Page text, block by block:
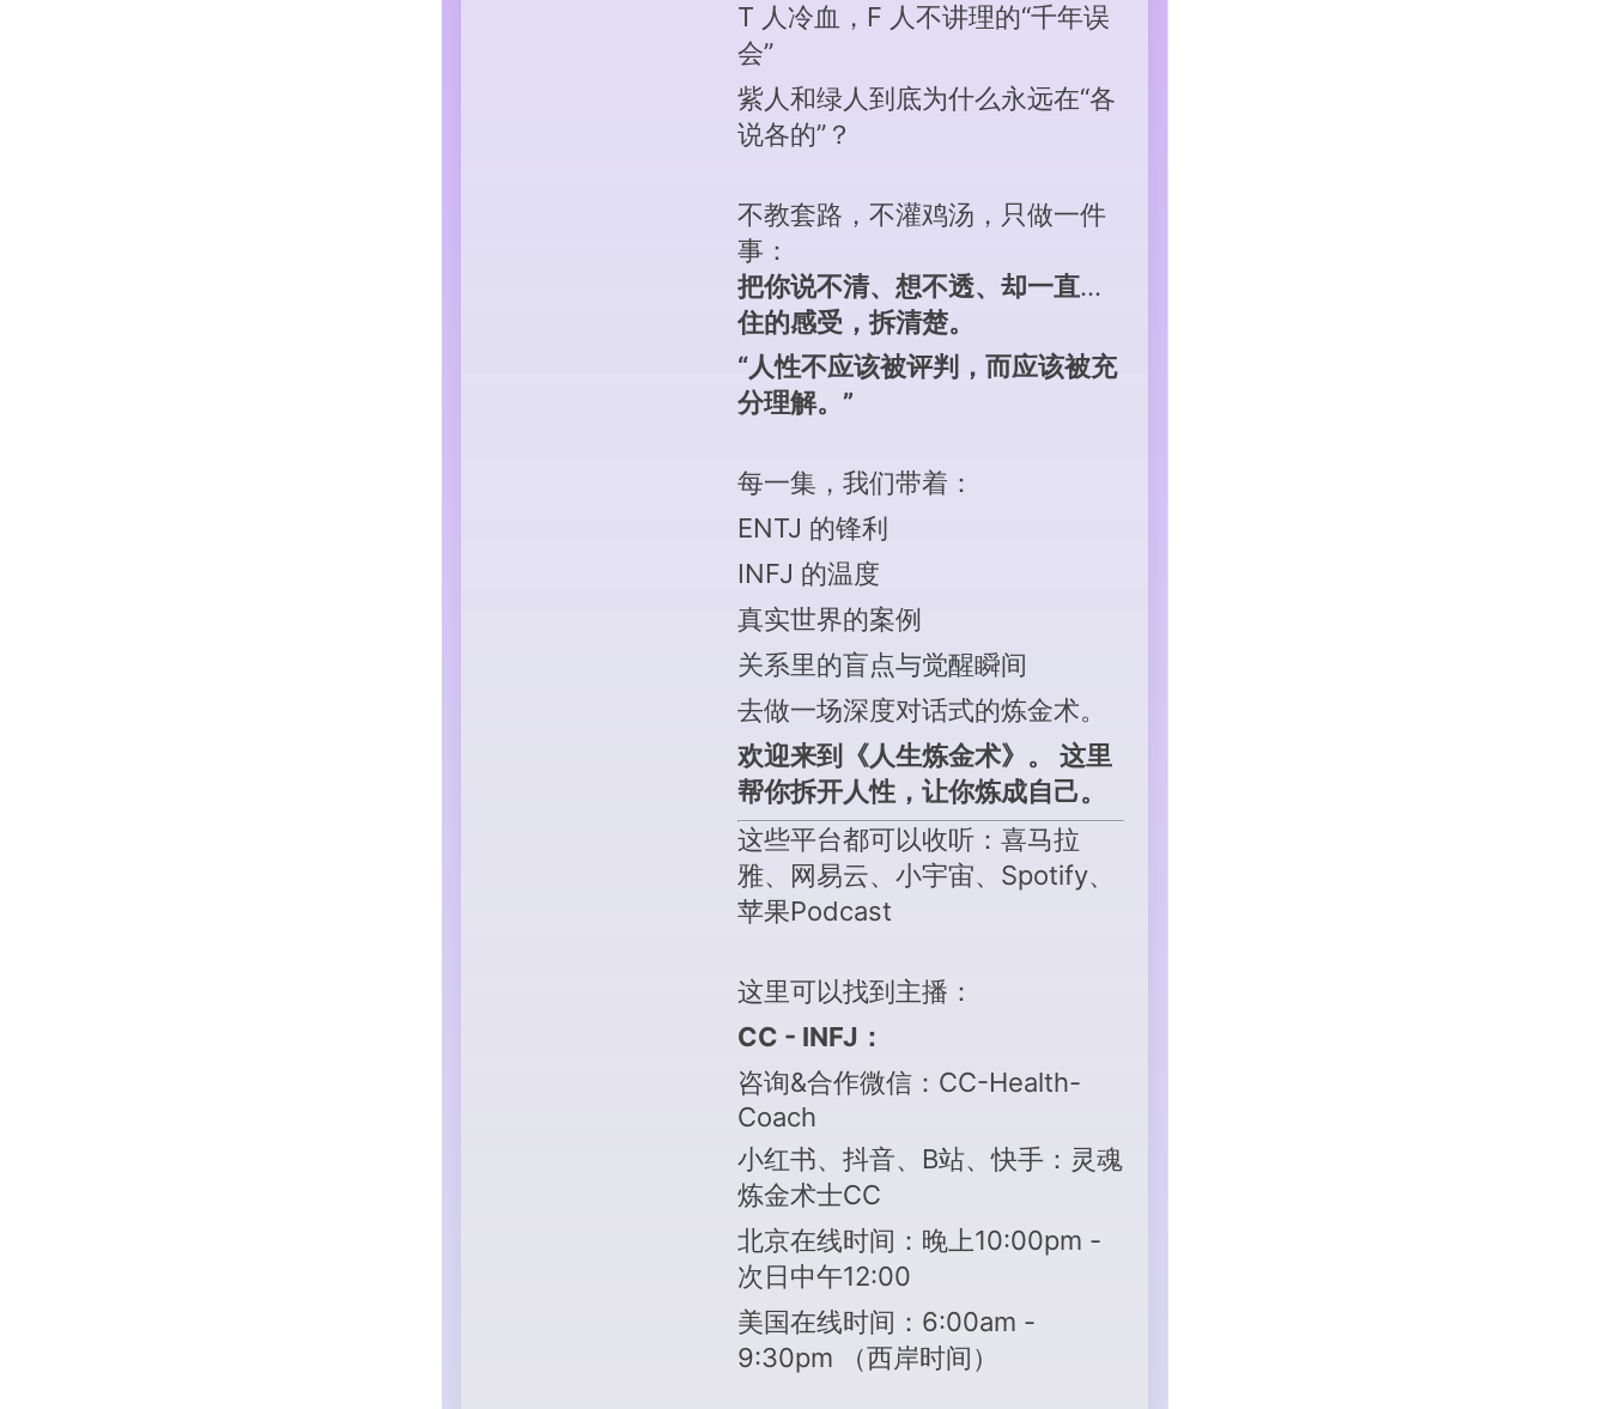
T 人冷血，F 人不讲理的“千年误
会”
紫人和绿人到底为什么永远在“各
说各的”？
不教套路，不灌鸡汤，只做一件
事：
把你说不清、想不透、却一直卡
住的感受，拆清楚。
“人性不应该被评判，而应该被充
分理解。”
每一集，我们带着：
ENTJ 的锋利
INFJ 的温度
真实世界的案例
关系里的盲点与觉醒瞬间
去做一场深度对话式的炼金术。
欢迎来到《人生炼金术》。 这里
帮你拆开人性，让你炼成自己。
这些平台都可以收听：喜马拉
雅、网易云、小宇宙、Spotify、
苹果Podcast
这里可以找到主播：
CC - INFJ：
咨询&合作微信：CC-Health-
Coach
小红书、 抖音、 B站、快手 ：灵魂
炼金术士CC
北京在线时间：晚上10:00pm -
次日中午12:00
美国在线时间：6:00am -
9:30pm （西岸时间）